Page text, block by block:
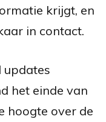
krijgt, en
in contact.
updates
het einde van
hoogte over de